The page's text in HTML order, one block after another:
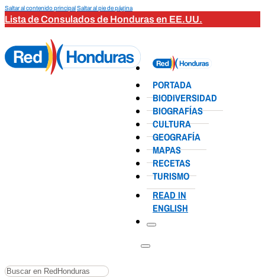
Saltar al contenido principalSaltar al pie de página
Lista de Consulados de Honduras en EE.UU.
PORTADA
BIODIVERSIDAD
BIOGRAFÍAS
CULTURA
GEOGRAFÍA
MAPAS
RECETAS
TURISMO
READ IN
ENGLISH
Buscar